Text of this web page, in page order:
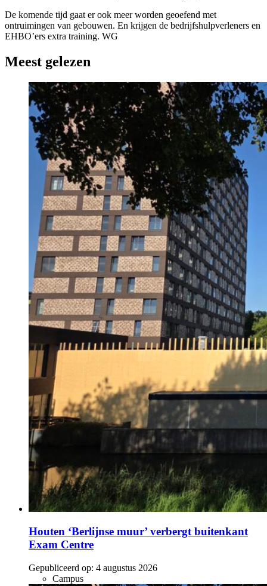
De komende tijd gaat er ook meer worden geoefend met
ontruimingen van gebouwen. En krijgen de bedrijfshulpverleners en
EHBO’ers extra training. WG
Meest gelezen
Houten ‘Berlijnse muur’ verbergt buitenkant
Exam Centre
Gepubliceerd op: 4 augustus 2026
Campus